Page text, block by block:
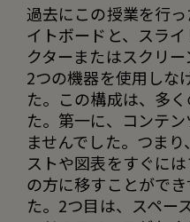
過去にこの授業を行
イトボードと、スラ
クターまたはスクリー
2つの機器を使用しな
た。この構成は、多
た。第一に、コンテ
ませんでした。つま
ストや図表をすぐに
の方に移すことがで
た。2つ目は、スペー